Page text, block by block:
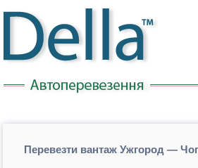
Перевезти вантаж Ужгород —